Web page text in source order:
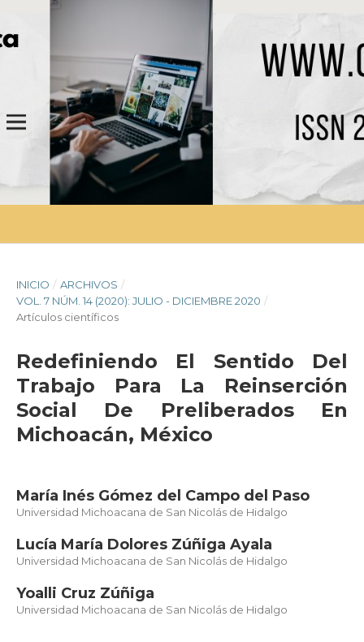
INICIO / ARCHIVOS /
VOL. 7 NÚM. 14 (2020): JULIO - DICIEMBRE 2020 /
Artículos científicos
Redefiniendo El Sentido Del
Trabajo Para La Reinserción
Social De Preliberados En
Michoacán, México
María Inés Gómez del Campo del Paso
Universidad Michoacana de San Nicolás de Hidalgo
Lucía María Dolores Zúñiga Ayala
Universidad Michoacana de San Nicolás de Hidalgo
Yoalli Cruz Zúñiga
Universidad Michoacana de San Nicolás de Hidalgo